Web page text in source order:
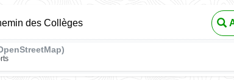
des Collèges